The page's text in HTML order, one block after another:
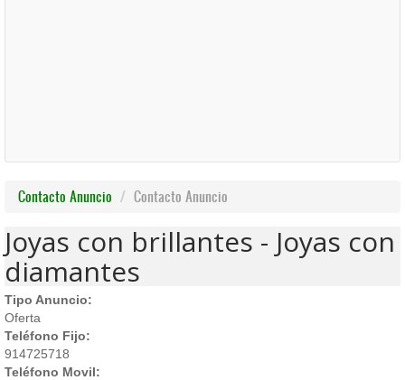
Contacto Anuncio Contacto Anuncio
Joyas con brillantes - Joyas con
diamantes
Tipo Anuncio:
Oferta
Teléfono Fijo:
914725718
Teléfono Movil: